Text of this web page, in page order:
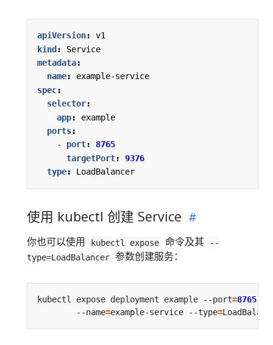
apiVersion:
v1
kind:
Service
metadata:
name:
example-service
spec:
selector:
app:
example
ports:
- port:
8765
targetPort:
9376
type: LoadBalancer
使用 kubectl 创建 Service
你也可以使用 kubectl expose 命令及其
--
type=LoadBalancer 参数创建服务：
kubectl expose deployment example --port=8765
        --name
=example-service --type=